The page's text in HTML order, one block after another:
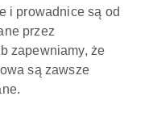
i prowadnice są od
przez
zapewniamy, że
są zawsze